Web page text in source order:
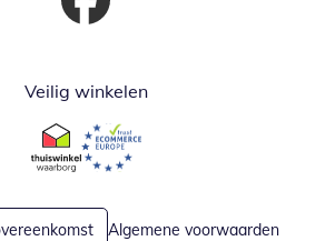
Opent in nieuw venster
Veilig winkelen
Opent in nieuw venster
Opent in nieuw venster
Algemene voorwaarden